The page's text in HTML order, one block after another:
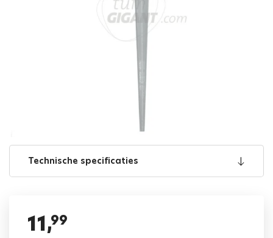
Technische specificaties
11,99